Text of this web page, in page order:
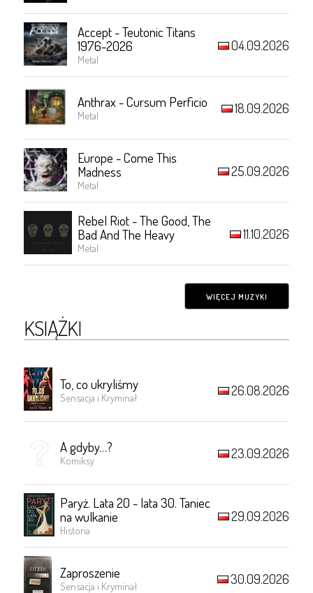
Accept - Teutonic Titans
1976-2026
Metal
04.09.2026
Anthrax - Cursum Perficio
Metal 18.09.2026
Europe - Come This
Madness
Metal
25.09.2026
Rebel Riot - The Good, The
Bad And The Heavy
Metal
11.10.2026
WIĘCEJ MUZYKI
KSIĄŻKI
To, co ukryliśmy
Sensacja i Kryminał 26.08.2026
A gdyby…?
Komiksy 23.09.2026
Paryż. Lata 20 - lata 30. Taniec
na wulkanie
Historia
29.09.2026
Zaproszenie
Sensacja i Kryminał 30.09.2026